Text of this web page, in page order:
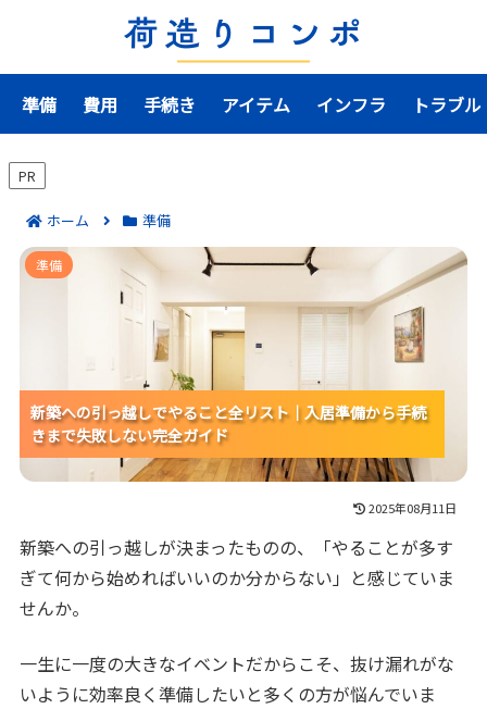
準備 費用 手続き アイテム インフラ トラブル
PR
ホーム 準備
新築への引っ越しでやること全リスト｜入居準備から
手続きまで失敗しない完全ガイド
新築への引っ越しでやること全リスト｜入居準備から手続
きまで失敗しない完全ガイド
新築への引っ越しでやること全リスト｜入居準備から手続
きまで失敗しない完全ガイド
新築への引っ越しでやること全リスト｜入居準備から手続
きまで失敗しない完全ガイド
準備
2025年08月11日
新築への引っ越しが決まったものの、「やることが多す
ぎて何から始めればいいのか分からない」と感じていま
せんか。
一生に一度の大きなイベントだからこそ、抜け漏れがな
いように効率良く準備したいと多くの方が悩んでいま